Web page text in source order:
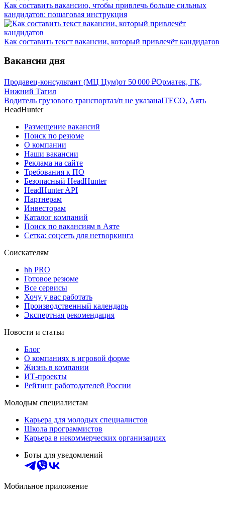
Как составить вакансию, чтобы привлечь больше сильных
кандидатов: пошаговая инструкция
Как составить текст вакансии, который привлечёт кандидатов
Вакансии дня
Продавец-консультант (МЦ Цум)от 50 000 ₽Орматек, ГК,
Нижний Тагил
Водитель грузового транспортаз/п не указанаITECO, Аять
HeadHunter
Размещение вакансий
Поиск по резюме
О компании
Наши вакансии
Реклама на сайте
Требования к ПО
Безопасный HeadHunter
HeadHunter API
Партнерам
Инвесторам
Каталог компаний
Поиск по вакансиям в Аяте
Сетка: соцсеть для нетворкинга
Соискателям
hh PRO
Готовое резюме
Все сервисы
Хочу у вас работать
Производственный календарь
Экспертная рекомендация
Новости и статьи
Блог
О компаниях в игровой форме
Жизнь в компании
ИТ-проекты
Рейтинг работодателей России
Молодым специалистам
Карьера для молодых специалистов
Школа программистов
Карьера в некоммерческих организациях
Боты для уведомлений
Мобильное приложение